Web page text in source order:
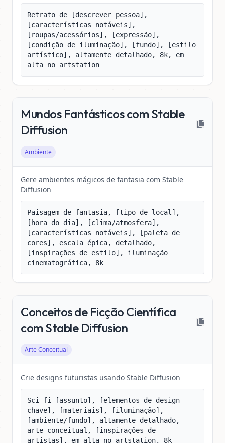
Retrato de [descrever pessoa],
[características notáveis],
[roupas/acessórios], [expressão],
[condição de iluminação], [fundo], [estilo
artístico], altamente detalhado, 8k, em
alta no artstation
Mundos Fantásticos com Stable
Diffusion
Ambiente
Gere ambientes mágicos de fantasia com Stable
Diffusion
Paisagem de fantasia, [tipo de local],
[hora do dia], [clima/atmosfera],
[características notáveis], [paleta de
cores], escala épica, detalhado,
[inspirações de estilo], iluminação
cinematográfica, 8k
Conceitos de Ficção Científica
com Stable Diffusion
Arte Conceitual
Crie designs futuristas usando Stable Diffusion
Sci-fi [assunto], [elementos de design
chave], [materiais], [iluminação],
[ambiente/fundo], altamente detalhado,
arte conceitual, [inspirações de
artistas], em alta no artstation, 8k